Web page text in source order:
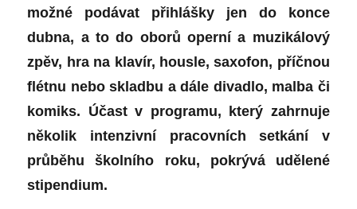
možné podávat přihlášky jen do konce
dubna, a to do oborů operní a muzikálový
zpěv, hra na klavír, housle, saxofon, příčnou
flétnu nebo skladbu a dále divadlo, malba či
komiks. Účast v programu, který zahrnuje
několik intenzivní pracovních setkání v
průběhu školního roku, pokrývá udělené
stipendium.